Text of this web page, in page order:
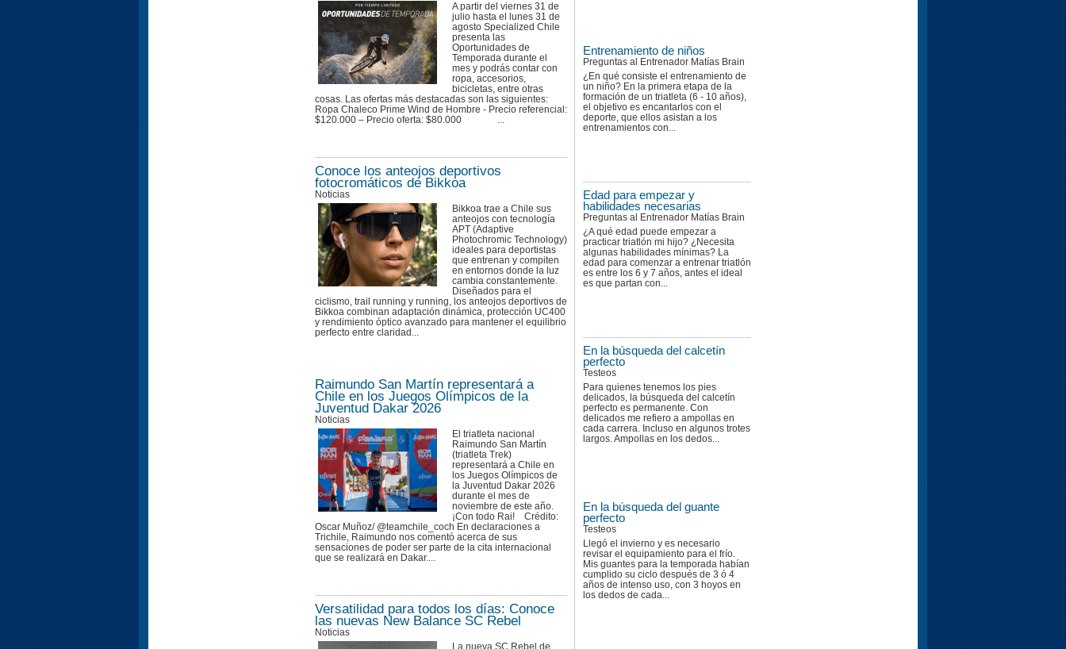
Entrenamiento de niños
Preguntas al Entrenador Matías Brain
¿En qué consiste el entrenamiento de
un niño? En la primera etapa de la
formación de un triatleta (6 - 10 años),
el objetivo es encantarlos con el
deporte, que ellos asistan a los
entrenamientos con...
Edad para empezar y
habilidades necesarias
Preguntas al Entrenador Matías Brain
¿A qué edad puede empezar a
practicar triatlón mi hijo? ¿Necesita
algunas habilidades mínimas? La
edad para comenzar a entrenar triatlón
es entre los 6 y 7 años, antes el ideal
es que partan con...
En la búsqueda del calcetín
perfecto
Testeos
Para quienes tenemos los pies
delicados, la búsqueda del calcetín
perfecto es permanente. Con
delicados me refiero a ampollas en
cada carrera. Incluso en algunos trotes
largos. Ampollas en los dedos...
En la búsqueda del guante
perfecto
Testeos
Llegó el invierno y es necesario
revisar el equipamiento para el frío.
Mis guantes para la temporada habían
cumplido su ciclo después de 3 ó 4
años de intenso uso, con 3 hoyos en
los dedos de cada...
A partir del viernes 31 de
julio hasta el lunes 31 de
agosto Specialized Chile
presenta las
Oportunidades de
Temporada durante el
mes y podrás contar con
ropa, accesorios,
bicicletas, entre otras
cosas. Las ofertas más destacadas son las siguientes:
Ropa Chaleco Prime Wind de Hombre - Precio referencial:
$120.000 – Precio oferta: $80.000 ...
Conoce los anteojos deportivos
fotocromáticos de Bikkoa
Noticias
Bikkoa trae a Chile sus
anteojos con tecnología
APT (Adaptive
Photochromic Technology)
ideales para deportistas
que entrenan y compiten
en entornos donde la luz
cambia constantemente.
Diseñados para el
ciclismo, trail running y running, los anteojos deportivos de
Bikkoa combinan adaptación dinámica, protección UC400
y rendimiento óptico avanzado para mantener el equilibrio
perfecto entre claridad...
Raimundo San Martín representará a
Chile en los Juegos Olímpicos de la
Juventud Dakar 2026
Noticias
El triatleta nacional
Raimundo San Martín
(triatleta Trek)
representará a Chile en
los Juegos Olímpicos de
la Juventud Dakar 2026
durante el mes de
noviembre de este año.
¡Con todo Rai! Crédito:
Oscar Muñoz/ @teamchile_coch En declaraciones a
Trichile, Raimundo nos comentó acerca de sus
sensaciones de poder ser parte de la cita internacional
que se realizará en Dakar....
Versatilidad para todos los días: Conoce
las nuevas New Balance SC Rebel
Noticias
La nueva SC Rebel de